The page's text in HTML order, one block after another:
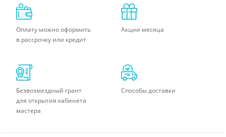
Оплату можно оформить
в рассрочку или кредит
Акции месяца
Безвозмездный грант
для открытия кабинета
мастера
Способы доставки